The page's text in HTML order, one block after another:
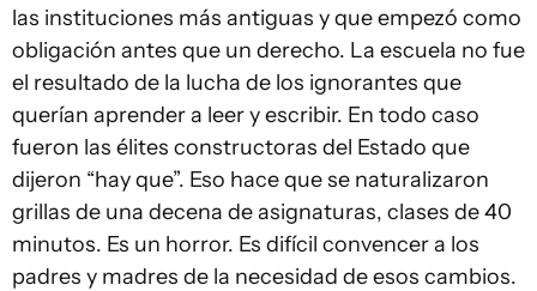
las instituciones más antiguas y que empezó como
obligación antes que un derecho. La escuela no fue
el resultado de la lucha de los ignorantes que
querían aprender a leer y escribir. En todo caso
fueron las élites constructoras del Estado que
dijeron “hay que”. Eso hace que se naturalizaron
grillas de una decena de asignaturas, clases de 40
minutos. Es un horror. Es difícil convencer a los
padres y madres de la necesidad de esos cambios.